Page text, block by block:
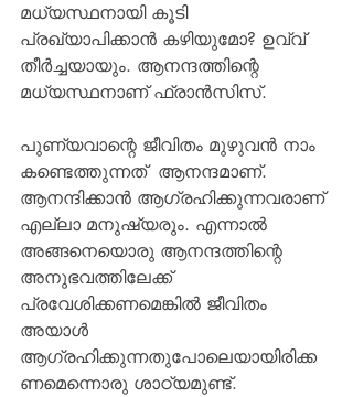
മധ്യസ്ഥനായി കൂടി
പ്രഖ്യാപിക്കാന്‍ കഴിയുമോ? ഉവ്വ്
തീര്‍ച്ചയായും. ആനന്ദത്തിന്റെ
മധ്യസ്ഥനാണ് ഫ്രാന്‍സിസ്.
പുണ്യവാന്റെ ജീവിതം മുഴുവന്‍ നാം
കണ്ടെത്തുന്നത്  ആനന്ദമാണ്.
ആനന്ദിക്കാന്‍ ആഗ്രഹിക്കുന്നവരാണ്
എല്ലാ മനുഷ്യരും. എന്നാല്‍
അങ്ങനെയൊരു ആനന്ദത്തിന്റെ
അനുഭവത്തിലേക്ക്
പ്രവേശിക്കണമെങ്കില്‍ ജീവിതം
അയാള്‍
ആഗ്രഹിക്കുന്നതുപോലെയായിരിക്ക
ണമെന്നൊരു ശാഠ്യമുണ്ട്.